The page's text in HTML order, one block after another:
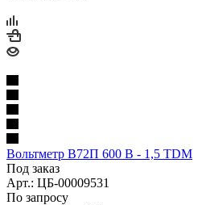
Вольтметр B72П 600 В - 1,5 TDM
Под заказ
Арт.: ЦБ-00009531
По запросу